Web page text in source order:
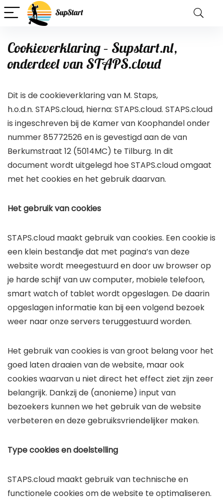
Cookieverklaring – Supstart.nl,
onderdeel van STAPS.cloud
Dit is de cookieverklaring van M. Staps,
h.o.d.n. STAPS.cloud, hierna: STAPS.cloud. STAPS.cloud
is ingeschreven bij de Kamer van Koophandel onder
nummer 85772526 en is gevestigd aan de van
Berkumstraat 12 (5014MC) te Tilburg. In dit
document wordt uitgelegd hoe STAPS.cloud omgaat
met het cookies en het gebruik daarvan.
Het gebruik van cookies
STAPS.cloud maakt gebruik van cookies. Een cookie is
een klein bestandje dat met pagina’s van deze
website wordt meegestuurd en door uw browser op
je harde schijf van uw computer, mobiele telefoon,
smart watch of tablet wordt opgeslagen. De daarin
opgeslagen informatie kan bij een volgend bezoek
weer naar onze servers teruggestuurd worden.
Het gebruik van cookies is van groot belang voor het
goed laten draaien van de website, maar ook
cookies waarvan u niet direct het effect ziet zijn zeer
belangrijk. Dankzij de (anonieme) input van
bezoekers kunnen we het gebruik van de website
verbeteren en deze gebruiksvriendelijker maken.
Type cookies en doelstelling
STAPS.cloud maakt gebruik van technische en
functionele cookies om de website te optimaliseren.